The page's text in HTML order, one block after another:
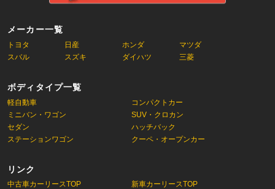
メーカー一覧
トヨタ 日産 ホンダ
マツダ
スバル
スズキ ダイハツ 三菱
ボディタイプ一覧
軽自動車
コンパクトカー
ミニバン・ワゴン
SUV・クロカン
セダン
ハッチバック
ステーションワゴン
クーペ・オープンカー
リンク
中古車カーリースTOP
新車カーリースTOP